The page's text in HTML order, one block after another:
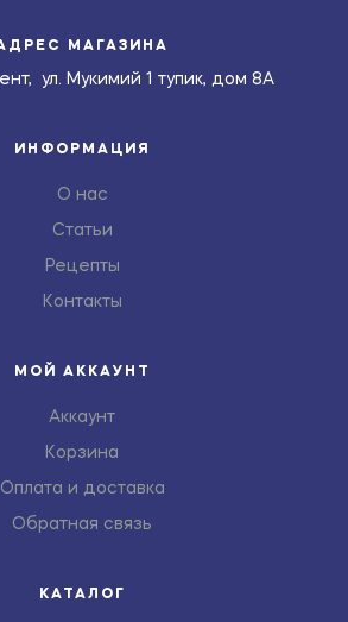
МАГАЗИНА
ул. Мукимий 1 тупик, дом 8А
ИНФОРМАЦИЯ
О нас
Статьи
Рецепты
Контакты
МОЙ АККАУНТ
Аккаунт
Корзина
Оплата и доставка
Обратная связь
КАТАЛОГ